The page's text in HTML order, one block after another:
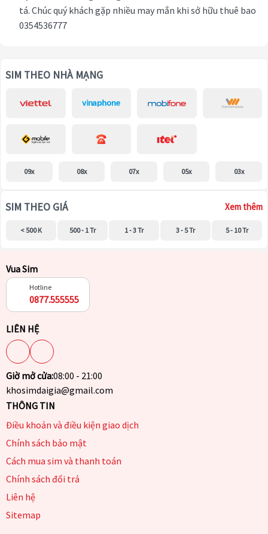
tá. Chúc quý khách gặp nhiều may mắn khi sở hữu thuê bao
0354536777
SIM THEO NHÀ MẠNG
09x 08x 07x 05x 03x
SIM THEO GIÁ Xem thêm
< 500 K 500 - 1 Tr 1 - 3 Tr 3 - 5 Tr 5 - 10 Tr
Vua Sim
Hotline
0877.555555
LIÊN HỆ
Giờ mở cửa:08:00 - 21:00
khosimdaigia@gmail.com
THÔNG TIN
Điều khoản và điều kiện giao dịch
Chính sách bảo mật
Cách mua sim và thanh toán
Chính sách đổi trả
Liên hệ
Sitemap